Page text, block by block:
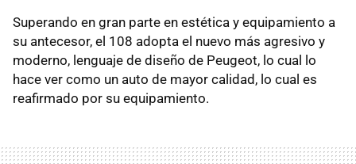
Superando en gran parte en estética y equipamiento a
su antecesor, el 108 adopta el nuevo más agresivo y
moderno, lenguaje de diseño de Peugeot, lo cual lo
hace ver como un auto de mayor calidad, lo cual es
reafirmado por su equipamiento.